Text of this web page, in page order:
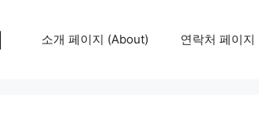
소개 페이지 (About) 연락처 페이